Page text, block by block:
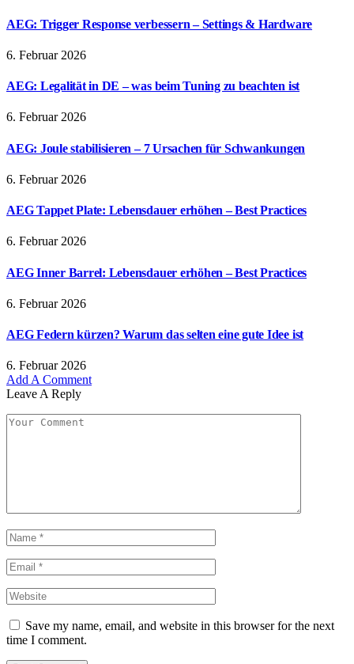
AEG: Trigger Response verbessern – Settings & Hardware
6. Februar 2026
AEG: Legalität in DE – was beim Tuning zu beachten ist
6. Februar 2026
AEG: Joule stabilisieren – 7 Ursachen für Schwankungen
6. Februar 2026
AEG Tappet Plate: Lebensdauer erhöhen – Best Practices
6. Februar 2026
AEG Inner Barrel: Lebensdauer erhöhen – Best Practices
6. Februar 2026
AEG Federn kürzen? Warum das selten eine gute Idee ist
6. Februar 2026
Add A Comment
Leave A Reply
Save my name, email, and website in this browser for the next
time I comment.